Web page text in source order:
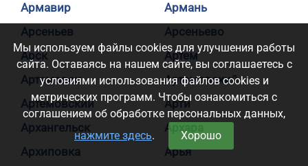
Армавир
Армань
Арсеньев
Арсеньево
Арск
Артем
Артемовск
Артемовский
Артемовский
Арти
Архангельск
Архара
Архиповка
Арья
Мы используем файлы cookies для улучшения работы
сайта. Оставаясь на нашем сайте, вы соглашаетесь с
условиями использования файлов cookies и
метрических программ. Чтобы ознакомиться с
соглашением об обработке персональных данных,
нажмите здесь. Хорошо